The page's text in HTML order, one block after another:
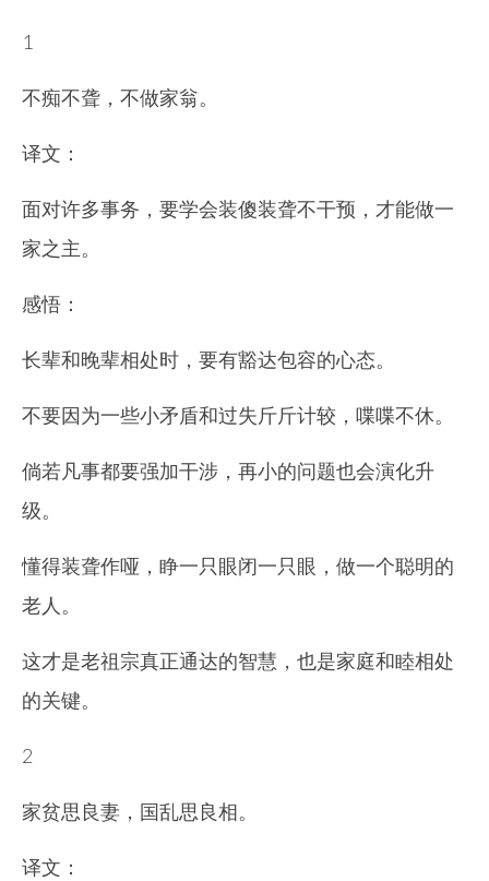
1
不痴不聋，不做家翁。
译文：
面对许多事务，要学会装傻装聋不干预，才能做一
家之主。
感悟：
长辈和晚辈相处时，要有豁达包容的心态。
不要因为一些小矛盾和过失斤斤计较，喋喋不休。
倘若凡事都要强加干涉，再小的问题也会演化升
级。
懂得装聋作哑，睁一只眼闭一只眼，做一个聪明的
老人。
这才是老祖宗真正通达的智慧，也是家庭和睦相处
的关键。
2
家贫思良妻，国乱思良相。
译文：